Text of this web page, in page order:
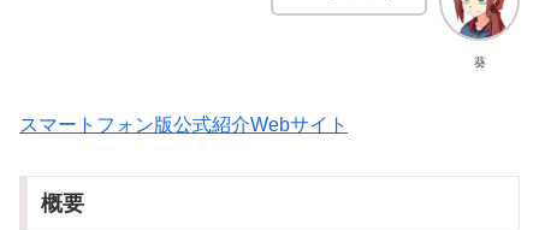
葵
スマートフォン版公式紹介Webサイト
概要